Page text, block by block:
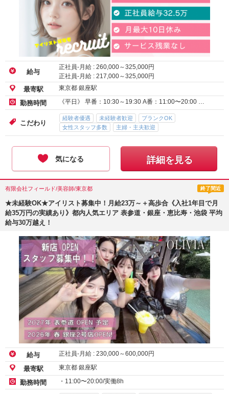
給与
正社員-月給 : 260,000～325,000円
正社員-月給 : 217,000～325,000円
最寄駅 東京都 銀座駅
勤務時間 《平日》 早番：10:30～19:30 A番：11:00〜20:00 …
こだわり
経験者優遇 未経験者歓迎
ブランクOK
女性スタッフ多数
主婦・主夫歓迎
気になる 詳細を見る
有限会社フィールド/美容師/東京都 終了間近
★未経験OK★アイリスト募集中！月給23万～＋高歩合《入社1年目で月
給35万円の実績あり》都内人気エリア 表参道・銀座・恵比寿・池袋 平均
給与30万越え！
給与 正社員-月給 : 230,000～600,000円
最寄駅 東京都 銀座駅
勤務時間 ・11:00〜20:00/実働8h